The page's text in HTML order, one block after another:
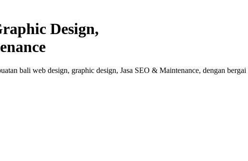
Design,
bali web design, graphic design, Jasa SEO & Maintenance, dengan